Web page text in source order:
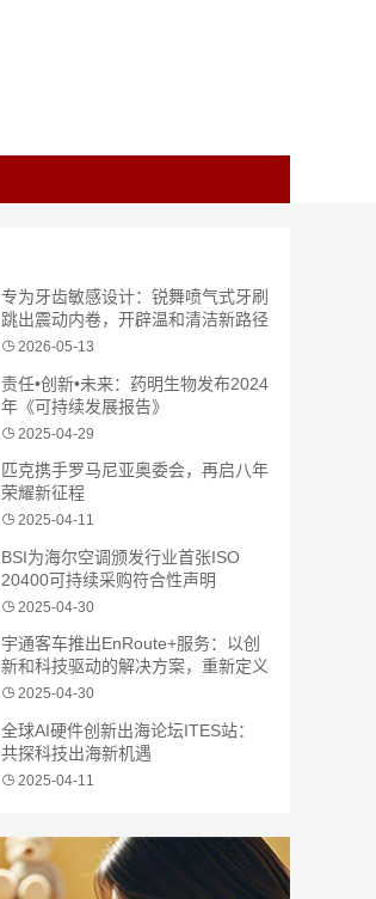
专为牙齿敏感设计：锐舞喷气式牙刷
跳出震动内卷，开辟温和清洁新路径
2026-05-13
责任•创新•未来：药明生物发布2024
年《可持续发展报告》
2025-04-29
匹克携手罗马尼亚奥委会，再启八年
荣耀新征程
2025-04-11
BSI为海尔空调颁发行业首张ISO
20400可持续采购符合性声明
2025-04-30
宇通客车推出EnRoute+服务：以创
新和科技驱动的解决方案，重新定义
商用车价值标准
2025-04-30
全球AI硬件创新出海论坛ITES站：
共探科技出海新机遇
2025-04-11